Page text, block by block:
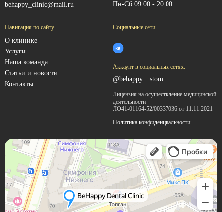
behappy_clinic@mail.ru Пн-Сб 09:00 - 20:00
Навигация по сайту
О клинике
Услуги
Наша команда
Статьи и новости
Контакты
Социальные сети
Аккаунт в социальных сетях:
@behappy__stom
Лицензия на осуществление медицинской
деятельности
ЛО41-01164-52/00337036 от 11.11.2021
Политика конфиденциальности